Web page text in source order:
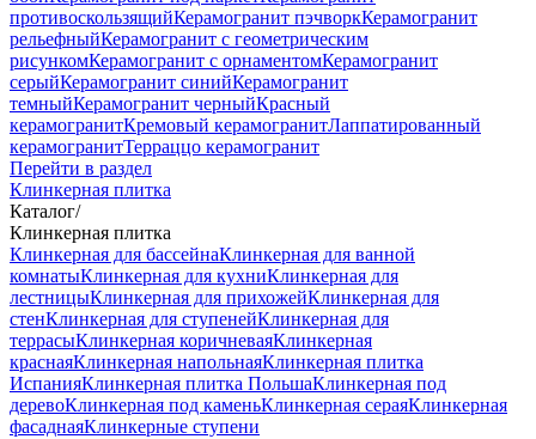
противоскользящийКерамогранит пэчворкКерамогранит
рельефныйКерамогранит с геометрическим
рисункомКерамогранит с орнаментомКерамогранит
серыйКерамогранит синийКерамогранит
темныйКерамогранит черныйКрасный
керамогранитКремовый керамогранитЛаппатированный
керамогранитТерраццо керамогранит
Перейти в раздел
Клинкерная плитка
Каталог/
Клинкерная плитка
Клинкерная для бассейнаКлинкерная для ванной
комнатыКлинкерная для кухниКлинкерная для
лестницыКлинкерная для прихожейКлинкерная для
стенКлинкерная для ступенейКлинкерная для
террасыКлинкерная коричневаяКлинкерная
краснаяКлинкерная напольнаяКлинкерная плитка
ИспанияКлинкерная плитка ПольшаКлинкерная под
деревоКлинкерная под каменьКлинкерная сераяКлинкерная
фасаднаяКлинкерные ступени